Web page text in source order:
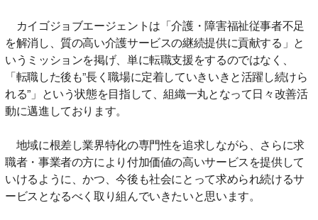
カイゴジョブエージェントは「介護・障害福祉従事者不足
を解消し、質の高い介護サービスの継続提供に貢献する」と
いうミッションを掲げ、単に転職支援をするのではなく、
「転職した後も”長く職場に定着していきいきと活躍し続けら
れる”」という状態を目指して、組織一丸となって日々改善活
動に邁進しております。
地域に根差し業界特化の専門性を追求しながら、さらに求
職者・事業者の方により付加価値の高いサービスを提供して
いけるように、かつ、今後も社会にとって求められ続けるサ
ービスとなるべく取り組んでいきたいと思います。